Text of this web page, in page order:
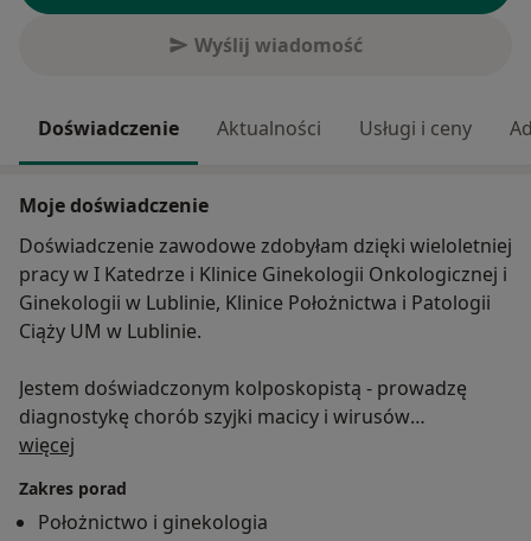
Wyślij wiadomość
Doświadczenie Aktualności Usługi i ceny
Moje doświadczenie
Doświadczenie zawodowe zdobyłam dzięki wieloletniej
pracy w I Katedrze i Klinice Ginekologii Onkologicznej i
Ginekologii w Lublinie, Klinice Położnictwa i Patologii
Ciąży UM w Lublinie.
Jestem doświadczonym kolposkopistą - prowadzę
diagnostykę chorób szyjki macicy i wirusów
brodawczaka ludzkiego (HPV). Kwalifikuję do
Posiadam szerokie doświadczenie w leczeniu chorób
szyjki macicy (również zabiegowym).
więcej
Zakres porad
Położnictwo i ginekologia